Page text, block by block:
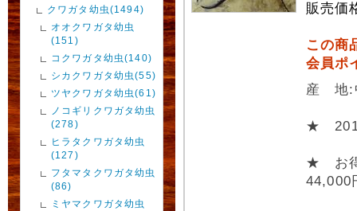
クワガタ幼虫(1494)
オオクワガタ幼虫
(151)
コクワガタ幼虫(140)
シカクワガタ幼虫(55)
ツヤクワガタ幼虫(61)
ノコギリクワガタ幼虫
(278)
ヒラタクワガタ幼虫
(127)
フタマタクワガタ幼虫
(86)
ミヤマクワガタ幼虫
販売価
この商
会員ポ
産 地:
★
★ お